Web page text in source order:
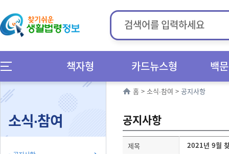
책자형 카드뉴스형 백
소식∙참여
홈 > 소식∙참여 > 공지사항
공지사항
제목 2021년 9월